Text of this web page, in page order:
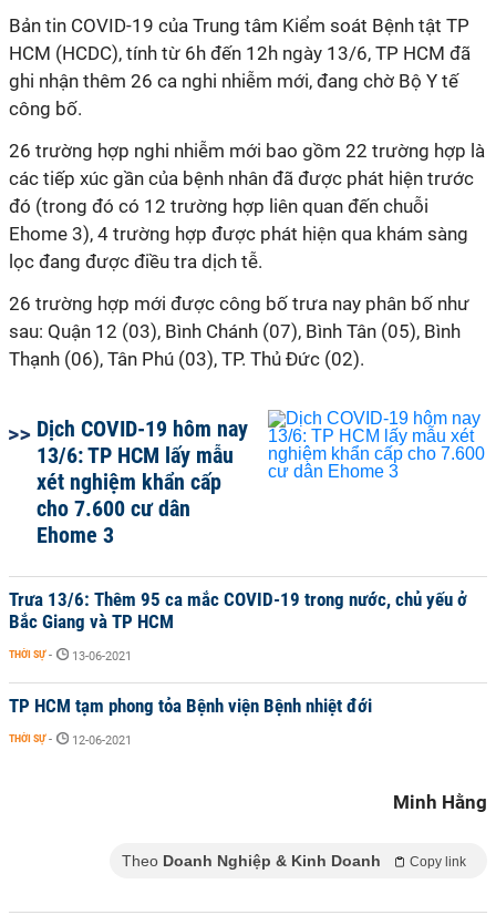
Bản tin COVID-19 của Trung tâm Kiểm soát Bệnh tật TP
HCM (HCDC), tính từ 6h đến 12h ngày 13/6, TP HCM đã
ghi nhận thêm 26 ca nghi nhiễm mới, đang chờ Bộ Y tế
công bố.
26 trường hợp nghi nhiễm mới bao gồm 22 trường hợp là
các tiếp xúc gần của bệnh nhân đã được phát hiện trước
đó (trong đó có 12 trường hợp liên quan đến chuỗi
Ehome 3), 4 trường hợp được phát hiện qua khám sàng
lọc đang được điều tra dịch tễ.
26 trường hợp mới được công bố trưa nay phân bố như
sau: Quận 12 (03), Bình Chánh (07), Bình Tân (05), Bình
Thạnh (06), Tân Phú (03), TP. Thủ Đức (02).
Dịch COVID-19 hôm nay
13/6: TP HCM lấy mẫu
xét nghiệm khẩn cấp
cho 7.600 cư dân
Ehome 3
Trưa 13/6: Thêm 95 ca mắc COVID-19 trong nước, chủ yếu ở
Bắc Giang và TP HCM
THỜI SỰ - 13-06-2021
TP HCM tạm phong tỏa Bệnh viện Bệnh nhiệt đới
THỜI SỰ - 12-06-2021
Minh Hằng
Theo Doanh Nghiệp & Kinh Doanh Copy link